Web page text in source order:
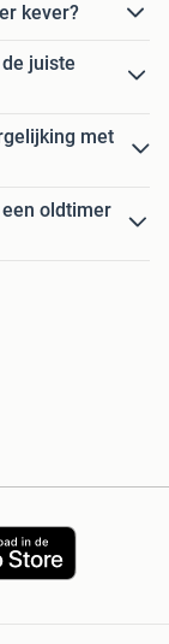
kever?
juiste
met
oldtimer